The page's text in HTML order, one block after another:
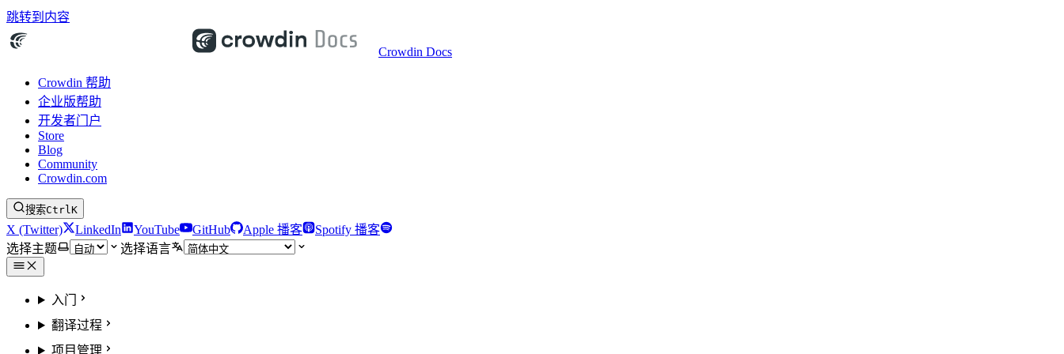
跳转到内容
Crowdin Docs
Crowdin 帮助
企业版帮助
开发者门户
Store
Blog
Community
Crowdin.com
搜索CtrlK
X (Twitter) LinkedIn YouTube GitHub Apple 播客
Spotify 播客
选择主题
选择语言
入门
翻译过程
项目管理